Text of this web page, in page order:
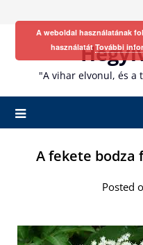
"A vihar elvonul, és a
A fekete bodza
Posted
A weboldal használatának
használatátTovábbi